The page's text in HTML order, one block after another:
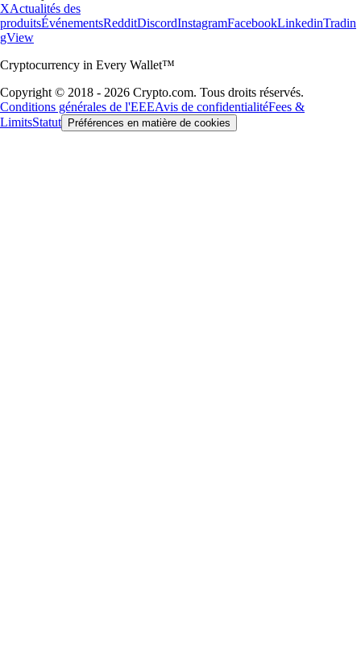
XActualités des
produitsÉvénementsRedditDiscordInstagramFacebookLinkedinTradin
gView
Cryptocurrency in Every Wallet™
Copyright © 2018 - 2026 Crypto.com. Tous droits réservés.
Conditions générales de l'EEEAvis de confidentialitéFees &
LimitsStatut Préférences en matière de cookies